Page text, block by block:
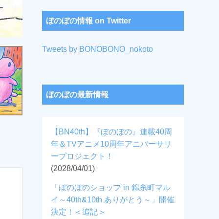
ぼのぼの情報 on Twitter
Tweets by BONOBONO_nokoto
ぼのぼの最新情報
【BN40th】『ぼのぼの』連載40周
年＆TVアニメ10周年アニバーサリ
ープロジェクト！
(2028/04/01)
「ぼのぼのショップ in 錦糸町マル
イ～40th&10th ありがとう～」開催
決定！＜追記＞